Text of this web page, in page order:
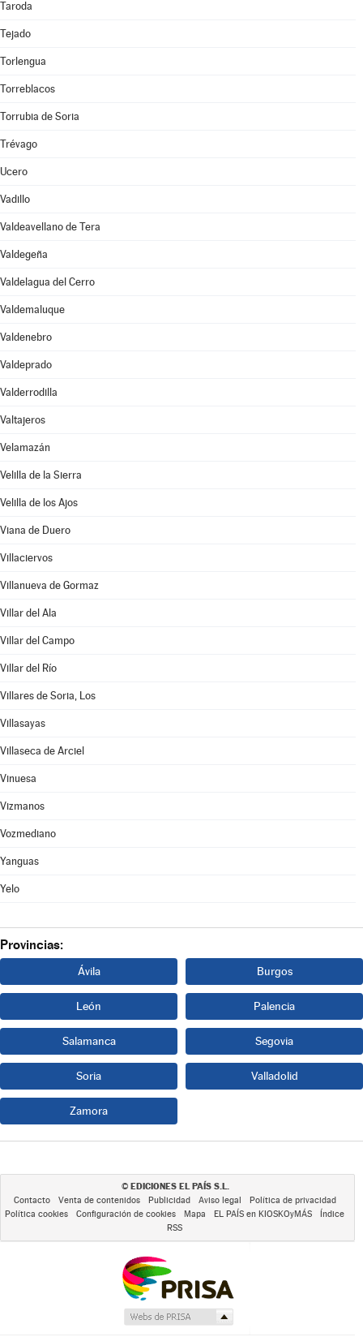
Taroda
Tejado
Torlengua
Torreblacos
Torrubia de Soria
Trévago
Ucero
Vadillo
Valdeavellano de Tera
Valdegeña
Valdelagua del Cerro
Valdemaluque
Valdenebro
Valdeprado
Valderrodilla
Valtajeros
Velamazán
Velilla de la Sierra
Velilla de los Ajos
Viana de Duero
Villaciervos
Villanueva de Gormaz
Villar del Ala
Villar del Campo
Villar del Río
Villares de Soria, Los
Villasayas
Villaseca de Arciel
Vinuesa
Vizmanos
Vozmediano
Yanguas
Yelo
Provincias:
Ávila Burgos
León Palencia
Salamanca Segovia
Soria Valladolid
Zamora
© EDICIONES EL PAÍS S.L.
Contacto Venta de contenidos Publicidad Aviso legal
Política de privacidad
Política cookies
Configuración de cookies Mapa EL PAÍS en KIOSKOyMÁS
Índice
RSS